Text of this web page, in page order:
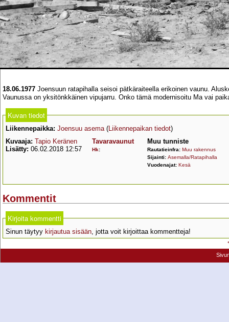
18.06.1977 Joensuun ratapihalla seisoi pätkäraiteella erikoinen vaunu.
Vaunussa on yksitönkkäinen vipujarru. Onko tämä modernisoitu Ma vai
Kuvan tiedot
Liikennepaikka: Joensuu asema(Liikennepaikan tiedot)
Kuvaaja: Tapio Keränen
Lisätty: 06.02.2018 12:57
Tavaravaunut
Hk:
Muu tunniste
Rautatieinfra: Muu rakennus
Sijainti: Asemalla/Ratapihalla
Vuodenajat: Kesä
Kommentit
Kirjoita kommentti
Sinun täytyy kirjautua sisään, jotta voit kirjoittaa kommentteja!